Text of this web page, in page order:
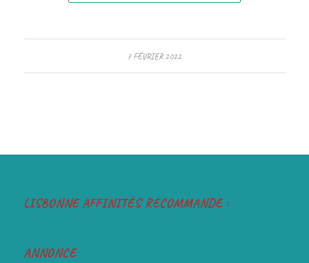
7 FÉVRIER 2022
LISBONNE AFFINITÉS RECOMMANDE :
ANNONCE